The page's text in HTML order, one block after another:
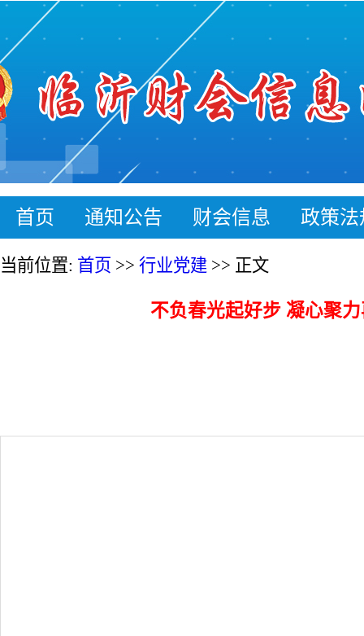
首页 通知公告 财会信息 政策
当前位置: 首页 >> 行业党建 >> 正文
不负春光起好步 凝心聚